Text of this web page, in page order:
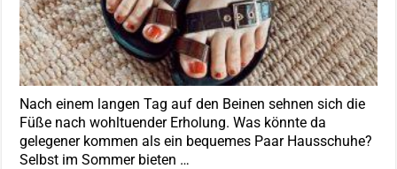
Nach einem langen Tag auf den Beinen sehnen sich die
Füße nach wohltuender Erholung. Was könnte da
gelegener kommen als ein bequemes Paar Hausschuhe?
Selbst im Sommer bieten …